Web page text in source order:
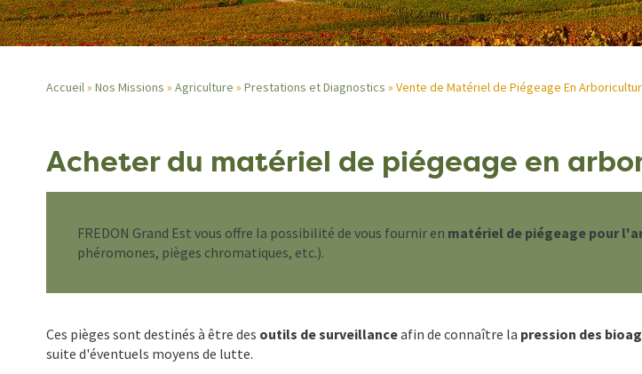
d'Ariane
Accueil Nos Missions Agriculture Prestations et Diagnostics Vente de Matériel de Piégeage En
Acheter du matériel de piégeage en
FREDON Grand Est vous offre la possibilité de vous fournir en matériel de piégeage pour
phéromones, pièges chromatiques, etc.).
Ces pièges sont destinés à être des outils de surveillanceafin de connaître la pression des
suite d'éventuels moyens de lutte.